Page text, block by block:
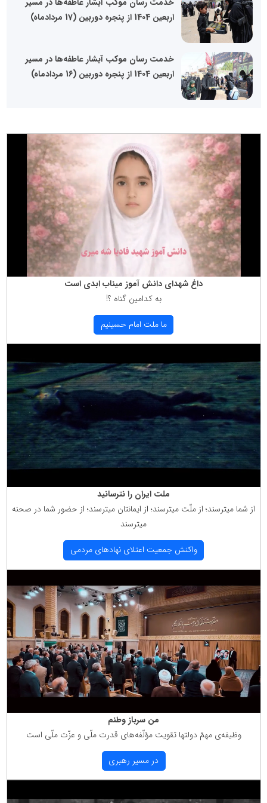
اربعین 1404 از پنجره دوربین (17 مردادماه)
خدمت رسان موکب آبشار عاطفه‌ها در مسیر
اربعین 1404 از پنجره دوربین (16 مردادماه)
داغ شهدای دانش آموز میناب ابدی است
به كدامین گناه ؟!
ما ملت امام حسینیم
ملت ایران را نترسانید
از شما میترسند؛ از ملّت میترسند؛ از ایمانتان میترسند؛ از حضور شما در صحنه
میترسند
واكنش جمعیت اعتلای نهادهای مردمی
من سرباز وطنم
وظیفه‌ی مهمّ دولتها تقویت مؤلّفه‌های قدرت ملّی و عزّت ملّی است
در مسیر رهبری